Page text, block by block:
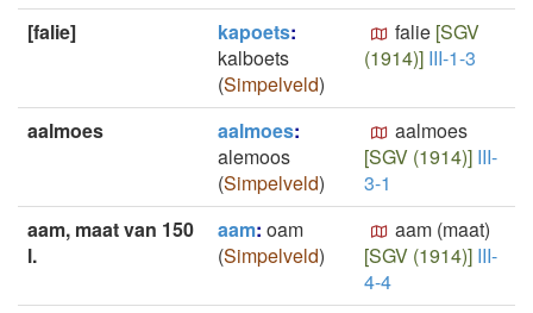
[falie] kapoets:
kalboets
(Simpelveld)
falie [SGV
(1914)] III-1-3
aalmoes aalmoes:
alemoos
(Simpelveld)
aalmoes
[SGV (1914)] III-
3-1
aam, maat van 150
l.
aam: oam
(Simpelveld)
aam (maat)
[SGV (1914)] III-
4-4